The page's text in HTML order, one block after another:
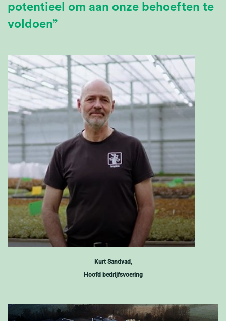
potentieel om aan onze behoeften te
voldoen”
Kurt Sandvad,
Hoofd bedrijfsvoering